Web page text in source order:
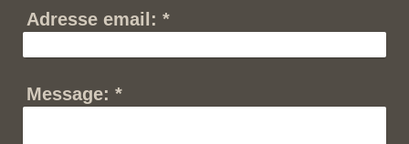
Adresse email: *
Message: *